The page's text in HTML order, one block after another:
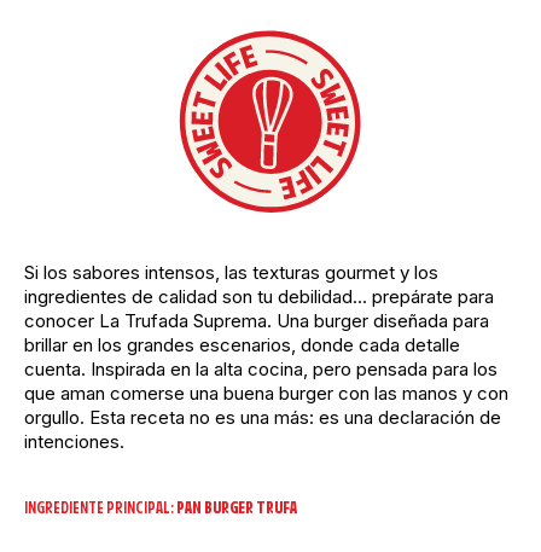
Si los sabores intensos, las texturas gourmet y los
ingredientes de calidad son tu debilidad… prepárate para
conocer La Trufada Suprema. Una burger diseñada para
brillar en los grandes escenarios, donde cada detalle
cuenta. Inspirada en la alta cocina, pero pensada para los
que aman comerse una buena burger con las manos y con
orgullo. Esta receta no es una más: es una declaración de
intenciones.
INGREDIENTE PRINCIPAL: PAN BURGER TRUFA